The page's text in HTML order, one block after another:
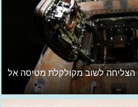
איך חללית אפולו 13 הצליחה לשוב מקולקלת מטיסה אל